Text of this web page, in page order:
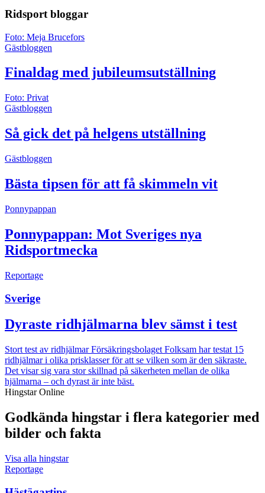
Ridsport
bloggar
Foto: Meja Brucefors
Finaldag med jubileumsutställning
Foto: Privat
Så gick det på helgens utställning
Bästa tipsen för att få skimmeln vit
Ponnypappan: Mot Sveriges nya
Ridsportmecka
Sverige
Dyraste ridhjälmarna blev sämst i test
Stort test av ridhjälmarFörsäkringsbolaget Folksam har testat 15
ridhjälmar i olika prisklasser för att se vilken som är den säkraste.
Det visar sig vara stor skillnad på säkerheten mellan de olika
hjälmarna – och dyrast är inte bäst.
Godkända hingstar i flera kategorier med
Visa alla hingstar